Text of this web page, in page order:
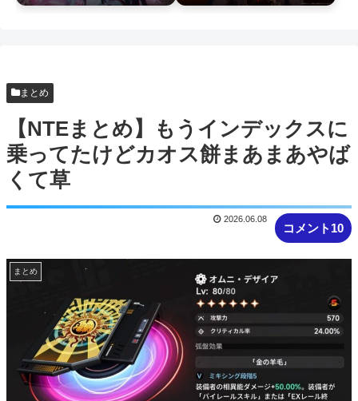
【衝撃】キッズ「ママー、誕生日までに隠し部屋
まとめ
【NTEまとめ】もうインデックスに
乗ってたけどカオス餅まあまあやば
くて草
コメント10
2026.06.08
まとめ